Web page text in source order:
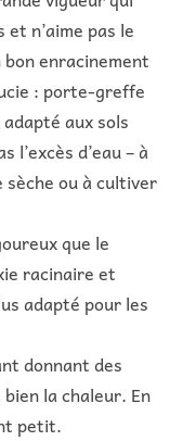
n’aime pas le
bon enracinement
: porte-greffe
aux sols
l’excès d’eau – à
sèche ou à cultiver
que le
racinaire et
adapté pour les
donnant des
la chaleur. En
petit.